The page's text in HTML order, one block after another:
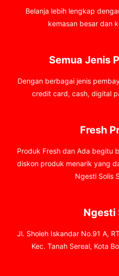
Belanja lebih lengkap
kemasan besar dan
Semua Jenis
Dengan berbagai jenis
credit card, cash, digital
Fresh
Produk Fresh dan Ada begitu
diskon produk menarik yang
Ngesti Solis
Ngesti
Jl. Sholeh Iskandar No.91 A,
Kec. Tanah Sereal, Kota